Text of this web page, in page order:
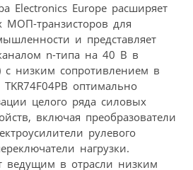
Electronics Europe расширяет
МОП-транзисторов для
и представляет
n-типа на 40 В в
с низким сопротивлением в
оптимально
целого ряда силовых
включая преобразователи
рулевого
нагрузки.
ведущим в отрасли низким